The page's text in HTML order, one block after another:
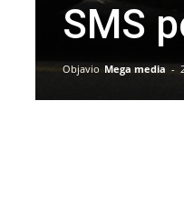
SMS
Objavio Mega media -